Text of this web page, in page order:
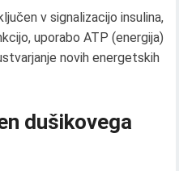
v signalizacijo insulina,
uporabo ATP (energija)
novih energetskih
dušikovega